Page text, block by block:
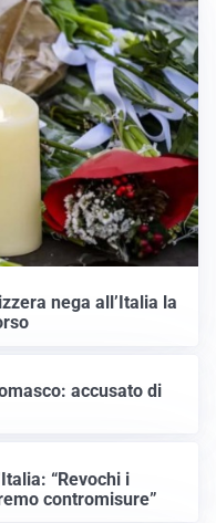
nega all’Italia la
accusato di
“Revochi i
contromisure”